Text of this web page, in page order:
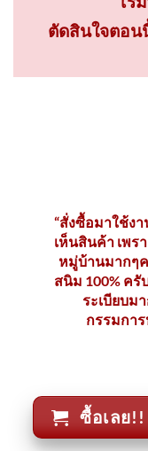
ตัดสินใจตอน
“สั่งซื้อมาใช้ง
เห็นสินค้า เพร
หมู่บ้านมากๆ
สนิม 100% ค
ระเบียบม
กรรมกา
ซื้อเลย